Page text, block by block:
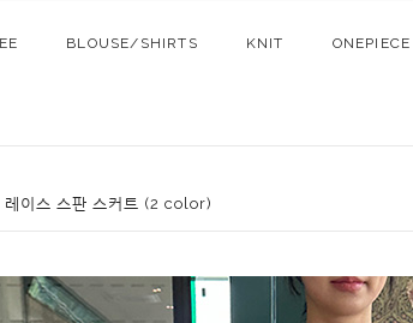
BLOUSE/SHIRTS KNIT ONEPIECE
레이스 스판 스커트 (2 color)